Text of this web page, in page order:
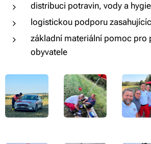
distribuci potravin, vody a
logistickou podporu
základní materiální pomoc pro
obyvatele